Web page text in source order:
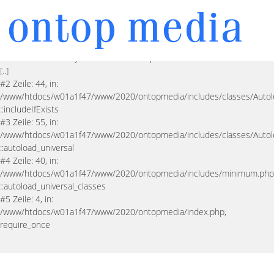
in Zeile 40 in der Datei
/www/htdocs/w01a1f47/www/2020/ontopmedia/includes/classes/
Fehlerquelle: In Zeile90
der Datei
[..]
#2 Zeile: 44, in:
/www/htdocs/w01a1f47/www/2020/ontopmedia/includes/classes/
::includeIfExists
#3 Zeile: 55, in:
/www/htdocs/w01a1f47/www/2020/ontopmedia/includes/classes/
::autoload_universal
#4 Zeile: 40, in:
/www/htdocs/w01a1f47/www/2020/ontopmedia/includes/
::autoload_universal_classes
#5 Zeile: 4, in:
/www/htdocs/w01a1f47/www/2020/ontopmedia/index.php,
require_once